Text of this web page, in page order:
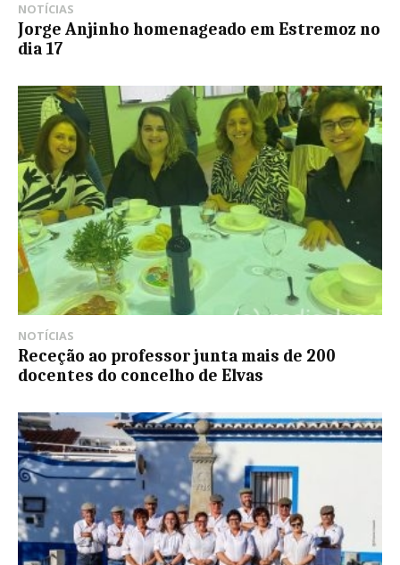
NOTÍCIAS
Jorge Anjinho homenageado em Estremoz no
dia 17
NOTÍCIAS
Receção ao professor junta mais de 200
docentes do concelho de Elvas